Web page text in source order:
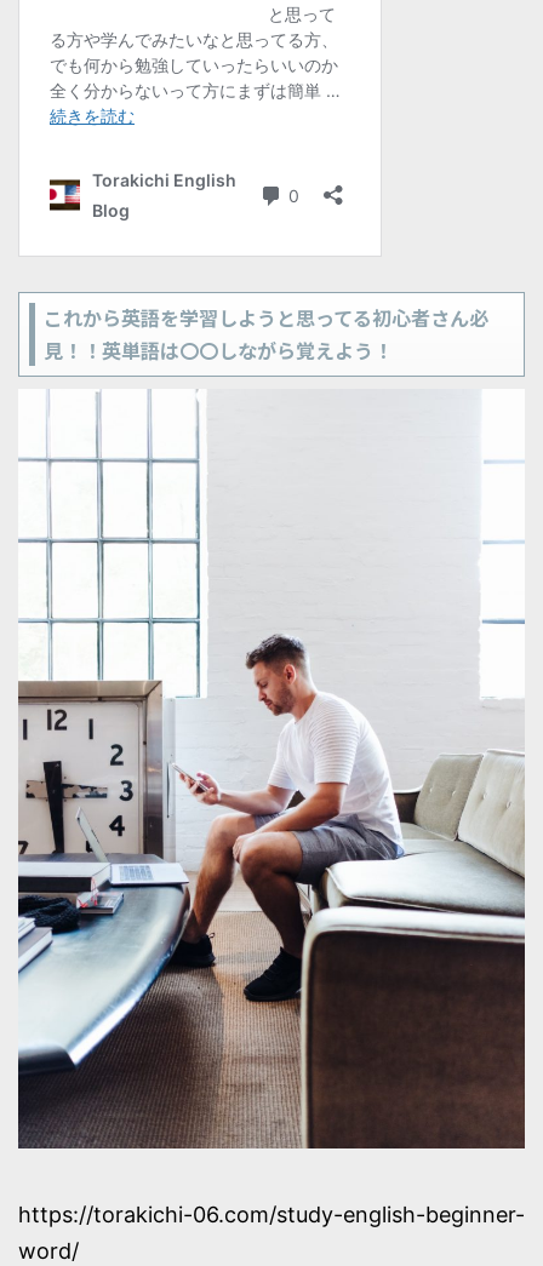
これから英語を学習しようと思ってる初心者さん必
見！！英単語は〇〇しながら覚えよう！
https://torakichi-06.com/study-english-beginner-
word/